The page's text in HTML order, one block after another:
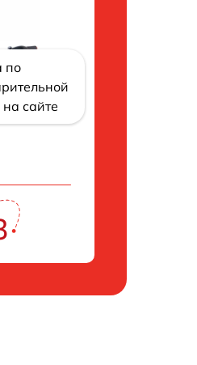
по
сайте